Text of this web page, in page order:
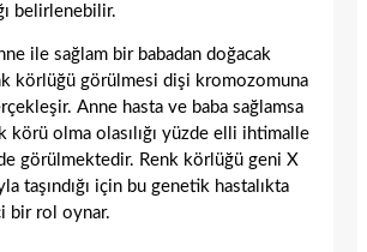
belirlenebilir.
ile sağlam bir babadan doğacak
körlüğü görülmesi dişi kromozomuna
Anne hasta ve baba sağlamsa
körü olma olasılığı yüzde elli ihtimalle
görülmektedir. Renk körlüğü geni X
taşındığı için bu genetik hastalıkta
bir rol oynar.